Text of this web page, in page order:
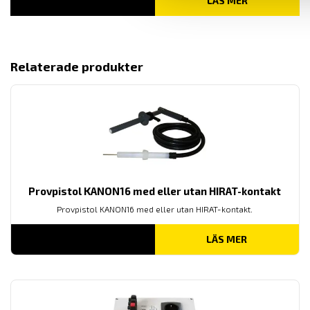
Relaterade produkter
Provpistol KANON16 med eller utan HIRAT-kontakt
Provpistol KANON16 med eller utan HIRAT-kontakt.
LÄS MER